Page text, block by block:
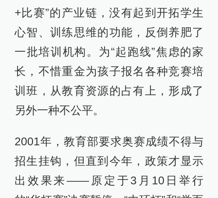
+比赛”的产业链，没有起到开拓学生
心智、训练思维的功能，反倒养肥了
一批培训机构。为“起跑线”焦虑的家
长，不惜重金为孩子报名各种竞赛培
训班，从教育资源的占有上，形成了
另外一种不公平。
2001年，教育部要求奥赛成绩不得与
招生挂钩，但直到今年，政策才显示
出效果来——原定于3月10日举行